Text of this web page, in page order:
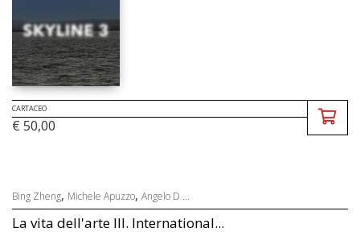
CARTACEO
€ 50,00
Bing Zheng, Michele Apuzzo, Angelo D ...
La vita dell'arte III. International...